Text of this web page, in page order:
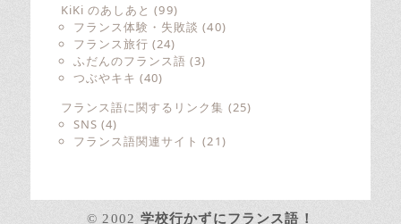
KiKi のあしあと (99)
フランス体験・失敗談 (40)
フランス旅行 (24)
ふだんのフランス語 (3)
つぶやキキ (40)
フランス語に関するリンク集 (25)
SNS (4)
フランス語関連サイト (21)
© 2002 学校行かずにフランス語！